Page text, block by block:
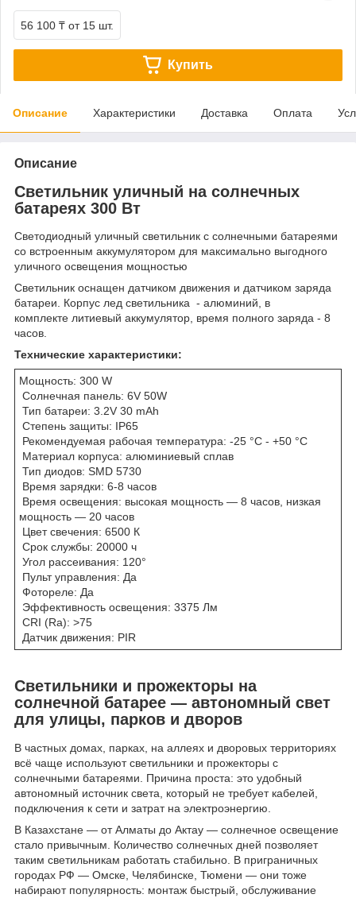
56 100 ₸ от 15 шт.
Купить
Описание Характеристики Доставка Оплата
Описание
Светильник уличный на солнечных
батареях 300 Вт
Светодиодный уличный светильник с солнечными батареями
со встроенным аккумулятором для максимально выгодного
уличного освещения мощностью
Светильник оснащен датчиком движения и датчиком заряда
батареи. Корпус лед светильника - алюминий, в
комплекте литиевый аккумулятор, время полного заряда - 8
часов.
Технические характеристики:
Мощность: 300 W
Солнечная панель: 6V 50W
Тип батареи: 3.2V 30 mAh
Степень защиты: IP65
Рекомендуемая рабочая температура: -25 °C - +50 °C
Материал корпуса: алюминиевый сплав
Тип диодов: SMD 5730
Время зарядки: 6-8 часов
Время освещения: высокая мощность — 8 часов, низкая
мощность — 20 часов
Цвет свечения: 6500 К
Срок службы: 20000 ч
Угол рассеивания: 120°
Пульт управления: Да
Фотореле: Да
Эффективность освещения: 3375 Лм
CRI (Ra): >75
Датчик движения: PIR
Светильники и прожекторы на
солнечной батарее — автономный свет
для улицы, парков и дворов
В частных домах, парках, на аллеях и дворовых территориях
всё чаще используют светильники и прожекторы с
солнечными батареями. Причина проста: это удобный
автономный источник света, который не требует кабелей,
подключения к сети и затрат на электроэнергию.
В Казахстане — от Алматы до Актау — солнечное освещение
стало привычным. Количество солнечных дней позволяет
таким светильникам работать стабильно. В приграничных
городах РФ — Омске, Челябинске, Тюмени — они тоже
набирают популярность: монтаж быстрый, обслуживание